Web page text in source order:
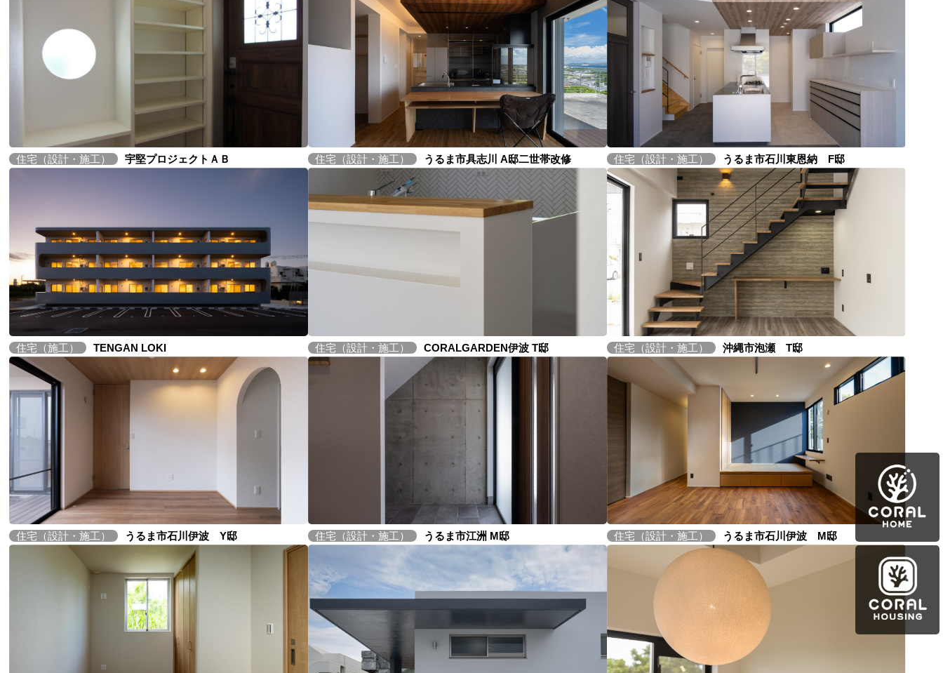
住宅（設計・施工） 宇堅プロジェクトＡＢ 住宅（設計・施工） うるま市具志川 A邸二世帯改修 住宅（設計・施工） うるま市石川東恩納 F邸
住宅（施工） TENGAN LOKI 住宅（設計・施工） CORALGARDEN伊波 T邸 住宅（設計・施工） 沖縄市泡瀬 T邸
住宅（設計・施工） うるま市石川伊波 Y邸 住宅（設計・施工） うるま市江洲 M邸 住宅（設計・施工） うるま市石川伊波 M邸